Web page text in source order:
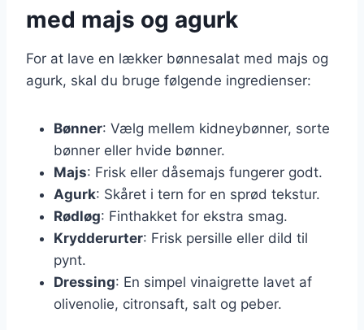
med majs og agurk
For at lave en lækker bønnesalat med majs og
agurk, skal du bruge følgende ingredienser:
Bønner: Vælg mellem kidneybønner, sorte
bønner eller hvide bønner.
Majs: Frisk eller dåsemajs fungerer godt.
Agurk: Skåret i tern for en sprød tekstur.
Rødløg: Finthakket for ekstra smag.
Krydderurter: Frisk persille eller dild til
pynt.
Dressing: En simpel vinaigrette lavet af
olivenolie, citronsaft, salt og peber.